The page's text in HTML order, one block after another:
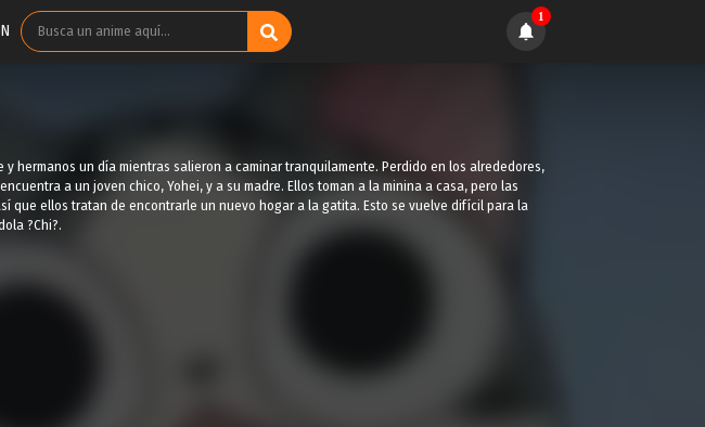
1
hermanos un día mientras salieron a caminar tranquilamente. Perdido en los alrededores,
a un joven chico, Yohei, y a su madre. Ellos toman a la minina a casa, pero las
que ellos tratan de encontrarle un nuevo hogar a la gatita. Esto se vuelve difícil para la
?Chi?.